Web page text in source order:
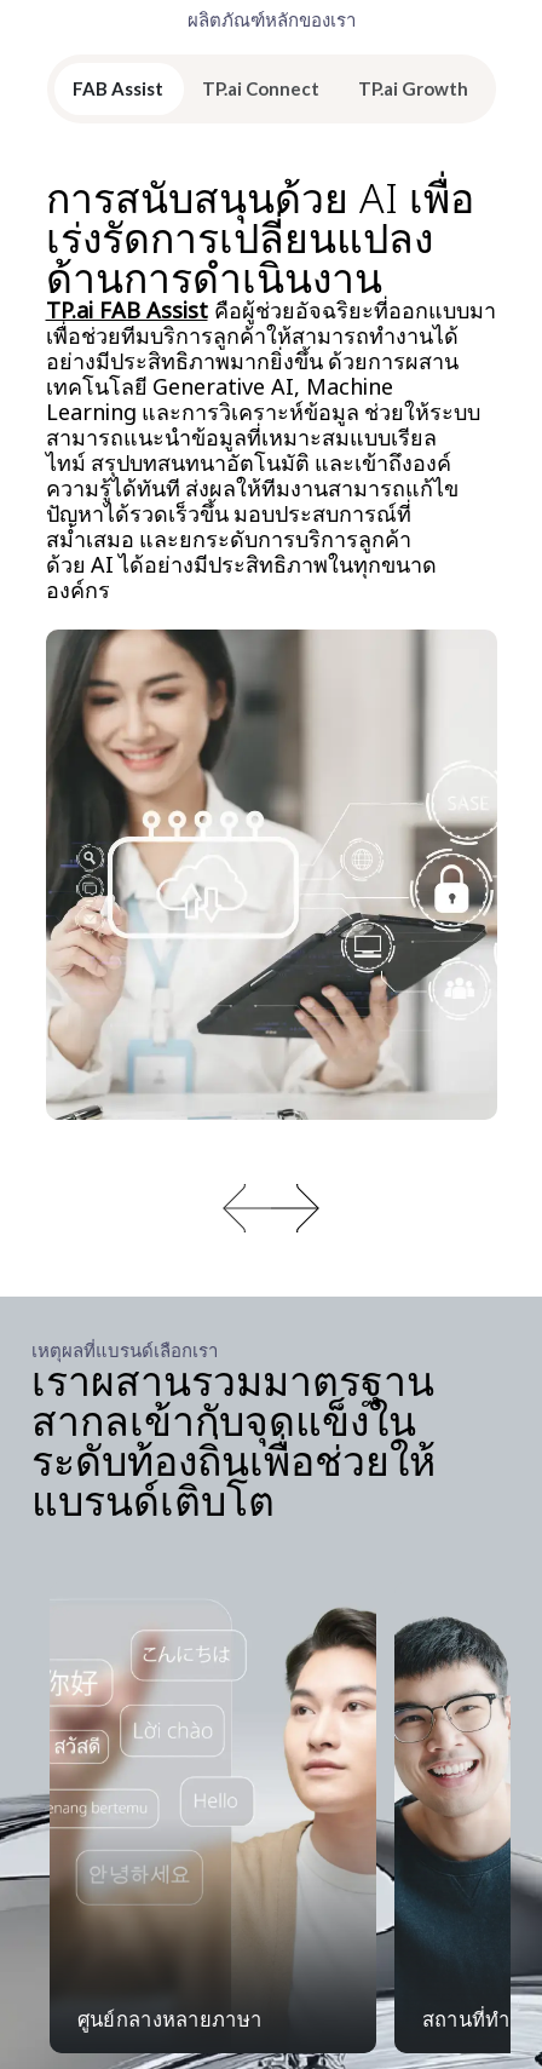
ผลิตภัณฑ์หลักของเรา
FAB Assist TP.ai Connect TP.ai Growth
การสนับสนุนด้วย AI เพื่อ
เร่งรัดการเปลี่ยนแปลง
ด้านการดำเนินงาน
TP.ai FAB Assistคือผู้ช่วยอัจฉริยะที่ออกแบบมา
เพื่อช่วยทีมบริการลูกค้าให้สามารถทำงานได้
อย่างมีประสิทธิภาพมากยิ่งขึ้น ด้วยการผสาน
เทคโนโลยี Generative AI, Machine
Learning และการวิเคราะห์ข้อมูล ช่วยให้ระบบ
สามารถแนะนำข้อมูลที่เหมาะสมแบบเรียล
ไทม์ สรุปบทสนทนาอัตโนมัติ และเข้าถึงองค์
ความรู้ได้ทันที ส่งผลให้ทีมงานสามารถแก้ไข
ปัญหาได้รวดเร็วขึ้น มอบประสบการณ์ที่
สม่ำเสมอ และยกระดับการบริการลูกค้า
ด้วย AI ได้อย่างมีประสิทธิภาพในทุกขนาด
องค์กร
เหตุผลที่แบรนด์เลือกเรา
เราผสานรวมมาตรฐาน
สากลเข้ากับจุดแข็งใน
ระดับท้องถิ่นเพื่อช่วยให้
แบรนด์เติบโต
ศูนย์กลางหลายภาษา สถานที่ทำงา